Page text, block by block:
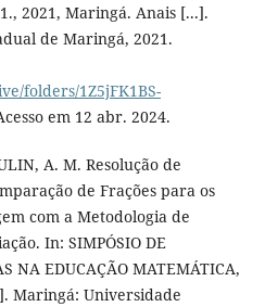
2021, Maringá. Anais [...].
de Maringá, 2021.
folders/1Z5jFK1BS-
em 12 abr. 2024.
A. M. Resolução de
de Frações para os
com a Metodologia de
In: SIMPÓSIO DE
NA EDUCAÇÃO MATEMÁTICA,
Maringá: Universidade